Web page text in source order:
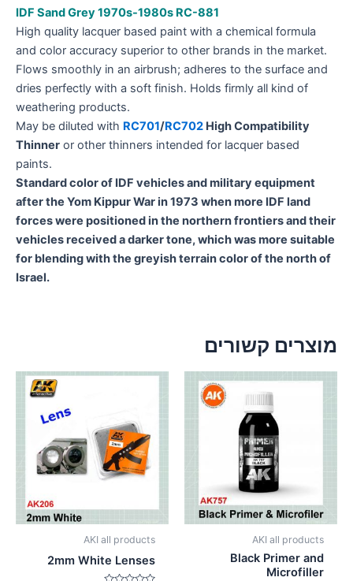
IDF Sand Grey 1970s-1980s RC-881
High quality lacquer based paint with a chemical formula
and color accuracy superior to other brands in the market.
Flows smoothly in an airbrush; adheres to the surface and
dries perfectly with a soft finish. Holds firmly all kind of
weathering products.
May be diluted with RC701/RC702 High Compatibility
Thinner or other thinners intended for lacquer based
paints.
Standard color of IDF vehicles and military equipment
after the Yom Kippur War in 1973 when more IDF land
forces were positioned in the northern frontiers and their
vehicles received a darker tone, which was more suitable
for blending with the greyish terrain color of the north of
Israel.
מוצרים קשורים
AKI all products
Black Primer and
Microfiller
AKI all products
2mm White Lenses